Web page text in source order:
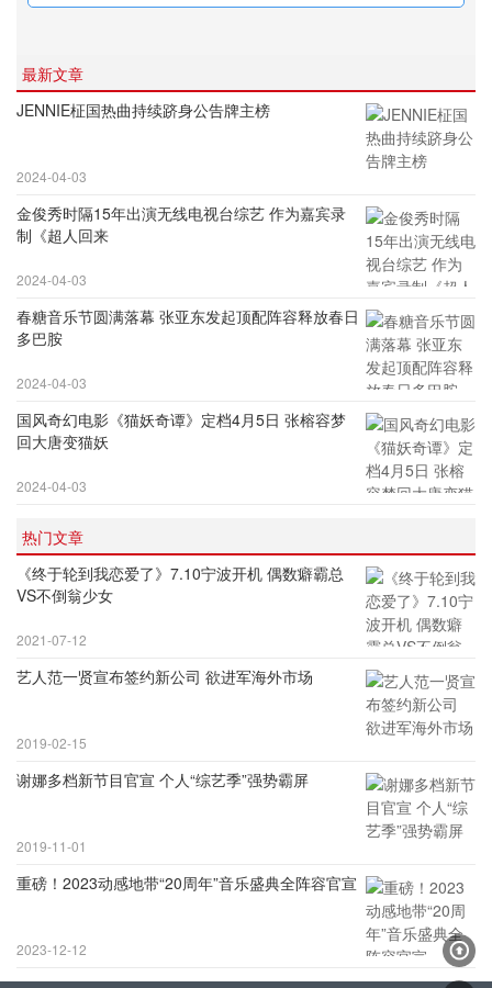
最新文章
JENNIE柾国热曲持续跻身公告牌主榜
2024-04-03
金俊秀时隔15年出演无线电视台综艺 作为嘉宾录
制《超人回来
2024-04-03
春糖音乐节圆满落幕 张亚东发起顶配阵容释放春日
多巴胺
2024-04-03
国风奇幻电影《猫妖奇谭》定档4月5日 张榕容梦
回大唐变猫妖
2024-04-03
热门文章
《终于轮到我恋爱了》7.10宁波开机 偶数癖霸总
VS不倒翁少女
2021-07-12
艺人范一贤宣布签约新公司 欲进军海外市场
2019-02-15
谢娜多档新节目官宣 个人“综艺季”强势霸屏
2019-11-01
重磅！2023动感地带“20周年”音乐盛典全阵容官宣
2023-12-12